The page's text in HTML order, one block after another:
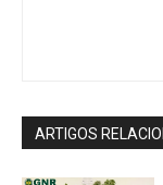
ARTIGOS